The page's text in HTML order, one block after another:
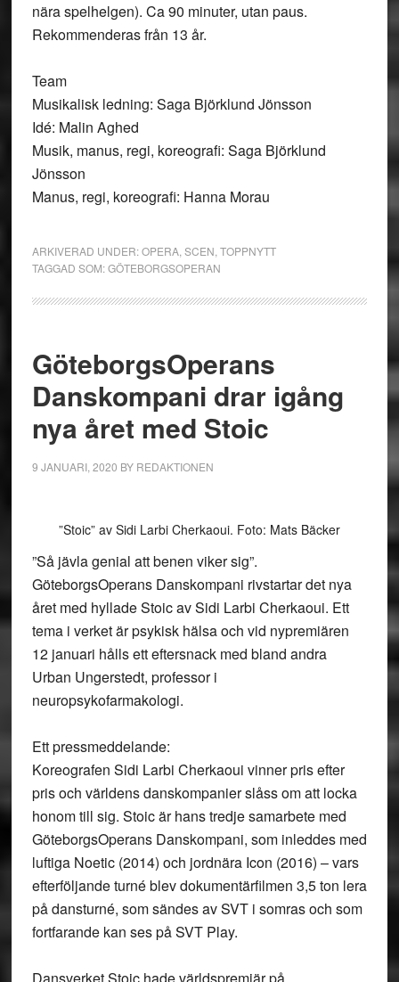
nära spelhelgen). Ca 90 minuter, utan paus.
Rekommenderas från 13 år.
Team
Musikalisk ledning: Saga Björklund Jönsson
Idé: Malin Aghed
Musik, manus, regi, koreografi: Saga Björklund
Jönsson
Manus, regi, koreografi: Hanna Morau
ARKIVERAD UNDER:OPERA, SCEN TOPPNYTT
TAGGAD SOM:GÖTEBORGSOPERAN
GöteborgsOperans
Danskompani drar igång
nya året med Stoic
9 JANUARI, 2020 BY REDAKTIONEN
”Stoic” av Sidi Larbi Cherkaoui. Foto: Mats Bäcker
”Så jävla genial att benen viker sig”.
GöteborgsOperans Danskompani rivstartar det nya
året med hyllade Stoic av Sidi Larbi Cherkaoui. Ett
tema i verket är psykisk hälsa och vid nypremiären
12 januari hålls ett eftersnack med bland andra
Urban Ungerstedt, professor i
neuropsykofarmakologi.
Ett pressmeddelande:
Koreografen Sidi Larbi Cherkaoui vinner pris efter
pris och världens danskompanier slåss om att locka
honom till sig. Stoic är hans tredje samarbete med
GöteborgsOperans Danskompani, som inleddes med
luftiga Noetic (2014) och jordnära Icon (2016) – vars
efterföljande turné blev dokumentärfilmen 3,5 ton lera
på dansturné, som sändes av SVT i somras och som
fortfarande kan ses på SVT Play.